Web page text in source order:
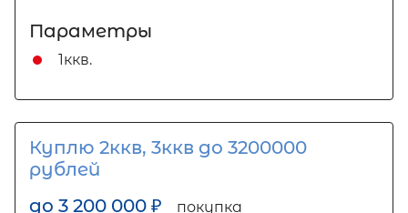
Параметры
1ккв.
Куплю 2ккв, 3ккв до 3200000
рублей
до 3 200 000 ₽ покупка